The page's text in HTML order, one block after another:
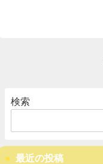
検索
最近の投稿